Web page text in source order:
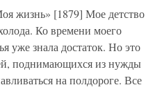
жизнь» [1879] Мое детство
Ко времени моего
уже знала достаток. Но это
поднимающихся из нужды
на полдороге. Все